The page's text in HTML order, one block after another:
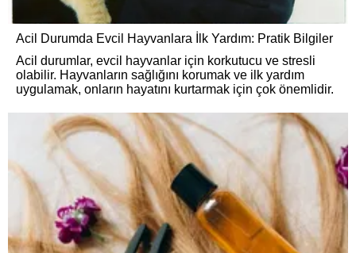
Acil Durumda Evcil Hayvanlara İlk Yardım: Pratik Bilgiler
Acil durumlar, evcil hayvanlar için korkutucu ve stresli
olabilir. Hayvanların sağlığını korumak ve ilk yardım
uygulamak, onların hayatını kurtarmak için çok önemlidir.